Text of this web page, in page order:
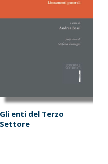
Gli enti del Terzo
Settore